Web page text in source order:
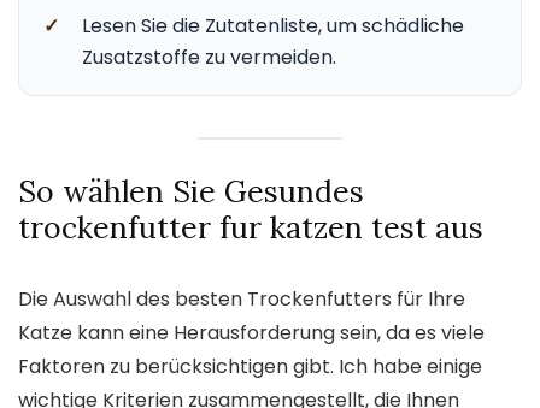
✓
Lesen Sie die Zutatenliste, um schädliche
Zusatzstoffe zu vermeiden.
So wählen Sie Gesundes
trockenfutter fur katzen test aus
Die Auswahl des besten Trockenfutters für Ihre
Katze kann eine Herausforderung sein, da es viele
Faktoren zu berücksichtigen gibt. Ich habe einige
wichtige Kriterien zusammengestellt, die Ihnen